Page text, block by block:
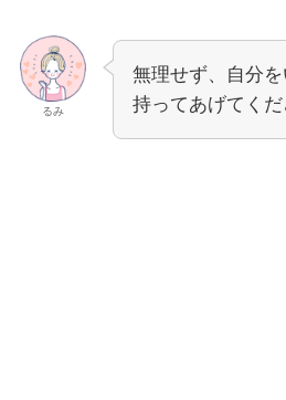
るみ
無理せず、自分
持ってあげてくだ